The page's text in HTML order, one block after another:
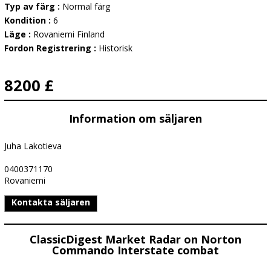
Typ av färg : Normal färg
Kondition : 6
Läge : Rovaniemi Finland
Fordon Registrering : Historisk
8200 £
Information om säljaren
Juha Lakotieva
0400371170
Rovaniemi
Kontakta säljaren
ClassicDigest Market Radar on Norton
Commando Interstate combat